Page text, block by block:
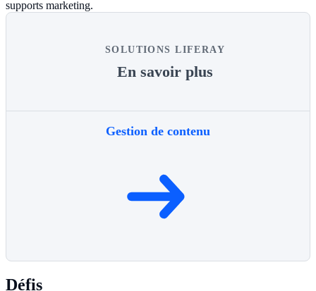
supports marketing.
SOLUTIONS LIFERAY
En savoir plus
Gestion de contenu
Défis